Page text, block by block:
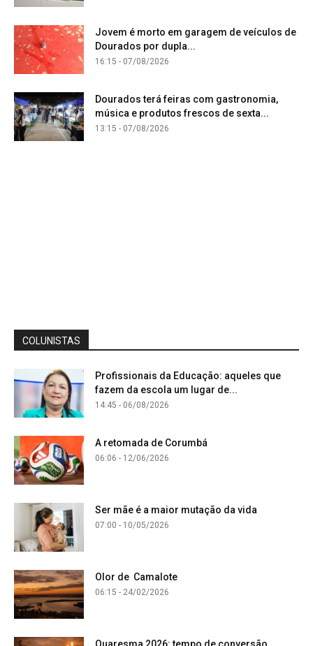
Jovem é morto em garagem de veículos de
Dourados por dupla...
16:15 - 07/08/2026
Dourados terá feiras com gastronomia,
música e produtos frescos de sexta...
13:15 - 07/08/2026
COLUNISTAS
Profissionais da Educação: aqueles que
fazem da escola um lugar de...
14:45 - 06/08/2026
A retomada de Corumbá
06:06 - 12/06/2026
Ser mãe é a maior mutação da vida
07:00 - 10/05/2026
Olor de Camalote
06:15 - 24/02/2026